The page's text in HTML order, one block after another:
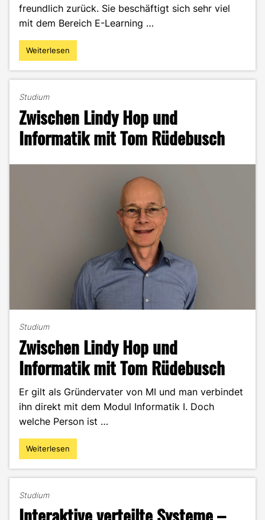
freundlich zurück. Sie beschäftigt sich sehr viel
mit dem Bereich E-Learning …
"Claudia
Schmidt
Enthusiasmus
bei
der
Lehre"
Weiterlesen
Studium
Zwischen Lindy Hop und
Informatik mit Tom Rüdebusch
Studium
Zwischen Lindy Hop und
Informatik mit Tom Rüdebusch
Er gilt als Gründervater von MI und man verbindet
ihn direkt mit dem Modul Informatik I. Doch
welche Person ist …
"Zwischen
Lindy
Informatik
mit
Weiterlesen
Studium
Interaktive verteilte Systeme –